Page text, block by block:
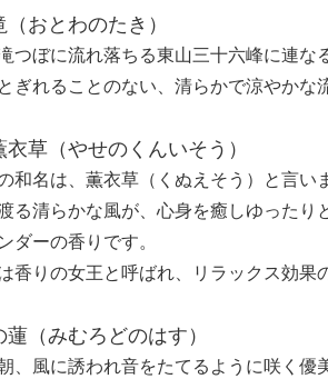
おとわのたき）
つぼに流れ落ちる東山三十六峰に連な
ぎれることのない、清らかで涼やかな
草（やせのくんいそう）
和名は、薫衣草（くぬえそう）と言い
る清らかな風が、心身を癒しゆったり
ダーの香りです。
香りの女王と呼ばれ、リラックス効果
（みむろどのはす）
、風に誘われ音をたてるように咲く優